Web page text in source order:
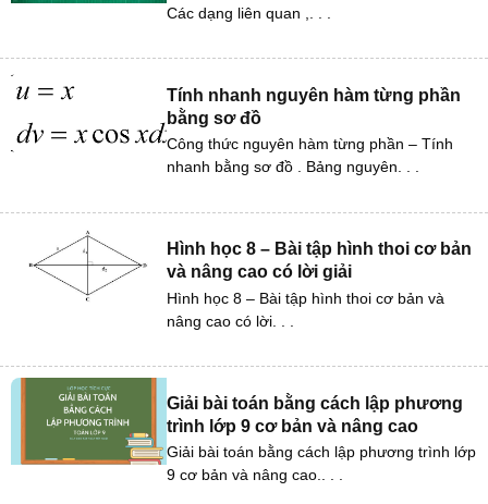
Các dạng liên quan ,. . .
Tính nhanh nguyên hàm từng phần
bằng sơ đồ
Công thức nguyên hàm từng phần – Tính
nhanh bằng sơ đồ . Bảng nguyên. . .
Hình học 8 – Bài tập hình thoi cơ bản
và nâng cao có lời giải
Hình học 8 – Bài tập hình thoi cơ bản và
nâng cao có lời. . .
Giải bài toán bằng cách lập phương
trình lớp 9 cơ bản và nâng cao
Giải bài toán bằng cách lập phương trình lớp
9 cơ bản và nâng cao.. . .